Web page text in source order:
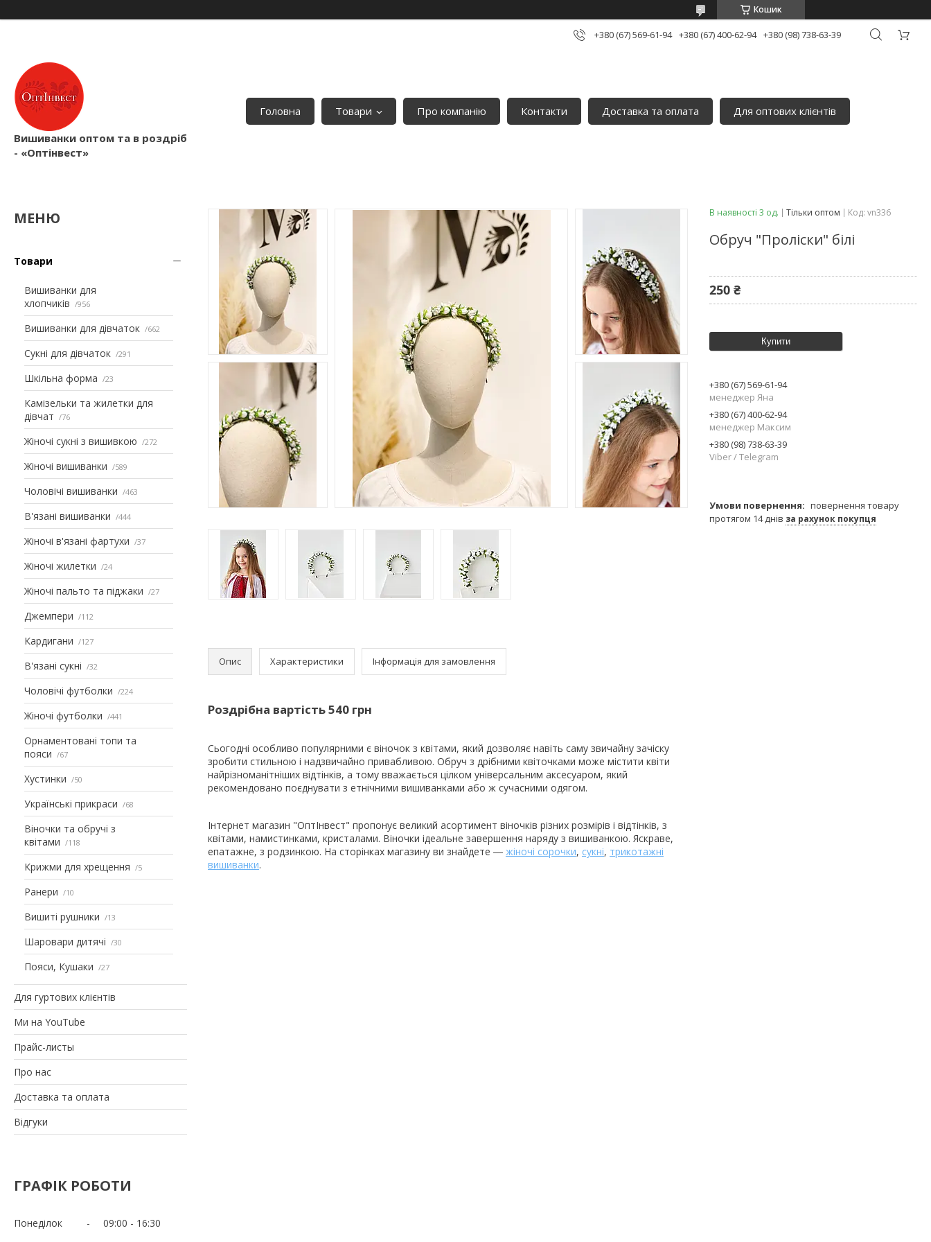
Кошик
+380 (67) 569-61-94 +380 (67) 400-62-94 +380 (98) 738-63-39
Вишиванки оптом та в роздріб
- «Оптінвест»
Головна Товари Про компанію Контакти Доставка та оплата Для оптових клієнтів
Товари
Вишиванки для
хлопчиків
956
Вишиванки для дівчаток 662
Сукні для дівчаток 291
Шкільна форма 23
Камізельки та жилетки для
дівчат
76
Жіночі сукні з вишивкою 272
Жіночі вишиванки 589
Чоловічі вишиванки 463
В'язані вишиванки 444
Жіночі в'язані фартухи 37
Жіночі жилетки 24
Жіночі пальто та піджаки 27
Джемпери 112
Кардигани 127
В'язані сукні 32
Чоловічі футболки 224
Жіночі футболки 441
Орнаментовані топи та
пояси
67
Хустинки 50
Українські прикраси 68
Віночки та обручі з
квітами
118
Крижми для хрещення 5
Ранери 10
Вишиті рушники 13
Шаровари дитячі 30
Пояси, Кушаки 27
Для гуртових клієнтів
Ми на YouTube
Прайс-листы
Про нас
Доставка та оплата
Відгуки
ГРАФІК РОБОТИ
Понеділок 09:00
16:30
Опис Характеристики Інформація для замовлення
Роздрібна вартість 540 грн
Сьогодні особливо популярними є віночок з квітами, який дозволяє навіть саму звичайну зачіску
зробити стильною і надзвичайно привабливою. Обруч з дрібними квіточками може містити квіти
найрізноманітніших відтінків, а тому вважається цілком універсальним аксесуаром, який
рекомендовано поєднувати з етнічними вишиванками або ж сучасними одягом.
Інтернет магазин "ОптІнвест" пропонує великий асортимент віночків різних розмірів і відтінків, з
квітами, намистинками, кристалами. Віночки ідеальне завершення наряду з вишиванкою. Яскраве,
епатажне, з родзинкою. На сторінках магазину ви знайдете ― жіночі сорочки, сукні, трикотажні
вишиванки.
В наявності 3 од. Тільки оптом Код: vn336
Обруч "Проліски" білі
250 ₴
Купити
+380 (67) 569-61-94
менеджер Яна
+380 (67) 400-62-94
менеджер Максим
+380 (98) 738-63-39
Viber / Telegram
повернення товару
протягом 14 днів за рахунок покупця